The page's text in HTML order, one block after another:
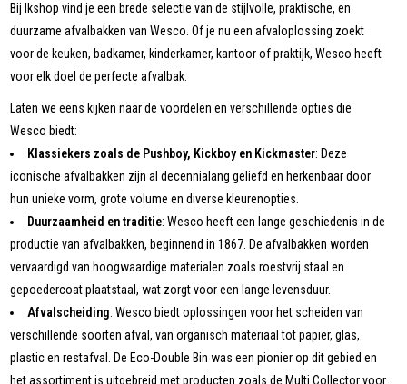
Bij Ikshop vind je een brede selectie van de stijlvolle, praktische, en
duurzame afvalbakken van Wesco. Of je nu een afvaloplossing zoekt
voor de keuken, badkamer, kinderkamer, kantoor of praktijk, Wesco heeft
voor elk doel de perfecte afvalbak.
Laten we eens kijken naar de voordelen en verschillende opties die
Wesco biedt:
Klassiekers zoals de Pushboy, Kickboy en Kickmaster: Deze
iconische afvalbakken zijn al decennialang geliefd en herkenbaar door
hun unieke vorm, grote volume en diverse kleurenopties.
Duurzaamheid en traditie: Wesco heeft een lange geschiedenis in de
productie van afvalbakken, beginnend in 1867. De afvalbakken worden
vervaardigd van hoogwaardige materialen zoals roestvrij staal en
gepoedercoat plaatstaal, wat zorgt voor een lange levensduur.
Afvalscheiding: Wesco biedt oplossingen voor het scheiden van
verschillende soorten afval, van organisch materiaal tot papier, glas,
plastic en restafval. De Eco-Double Bin was een pionier op dit gebied en
het assortiment is uitgebreid met producten zoals de Multi Collector voor